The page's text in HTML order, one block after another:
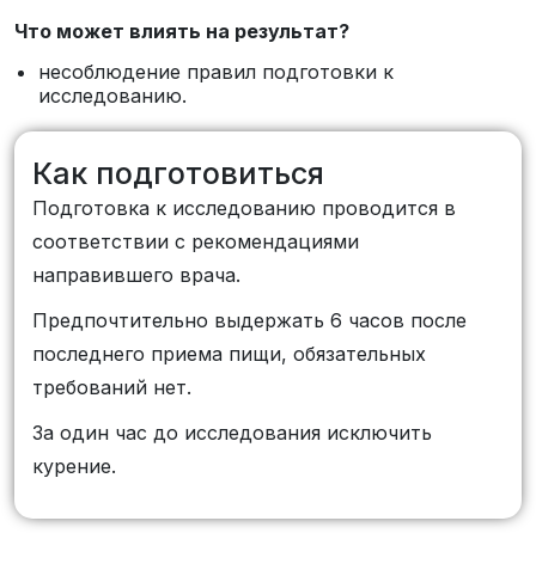
Что может влиять на результат?
несоблюдение правил подготовки к
исследованию.
Как подготовиться
Подготовка к исследованию проводится в
соответствии с рекомендациями
направившего врача.
Предпочтительно выдержать 6 часов после
последнего приема пищи, обязательных
требований нет.
За один час до исследования исключить
курение.